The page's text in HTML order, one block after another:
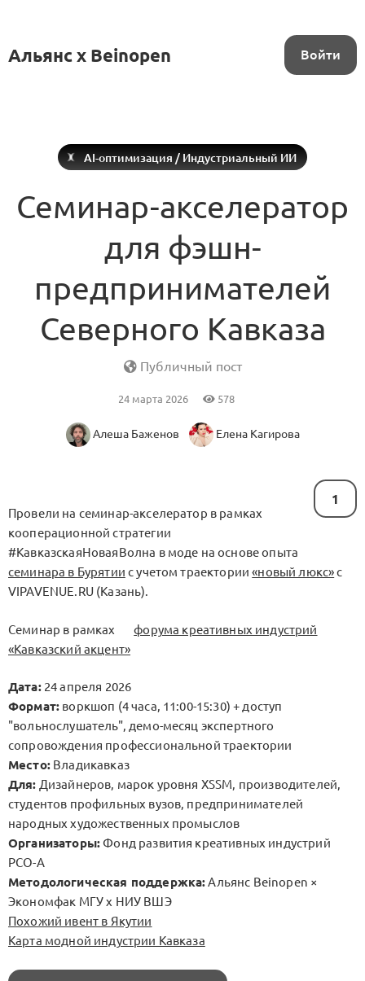
Альянс x Beinopen Войти
AI-оптимизация / Индустриальный ИИ
Семинар-акселератор
для фэшн-
предпринимателей
Северного Кавказа
Публичный пост
24 марта 2026 578
Алеша Баженов Елена Кагирова
1
Провели на семинар-акселератор в рамках
кооперационной стратегии
#КавказскаяНоваяВолна в моде на основе опыта
семинара в Бурятии с учетом траектории«новый люкс»с
VIPAVENUE.RU (Казань).
Семинар в рамках
форума креативных индустрий
«Кавказский акцент»
Дата:24 апреля 2026
Формат: воркшоп (4 часа, 11:00-15:30) + доступ
"вольнослушатель", демо-месяц экспертного
сопровождения профессиональной траектории
Место:Владикавказ
Для: Дизайнеров, марок уровня XSSM, производителей,
студентов профильных вузов, предпринимателей
народных художественных промыслов
Организаторы:Фонд развития креативных индустрий
РСО-А
Методологическая поддержка:Альянс Beinopen ×
Экономфак МГУ х НИУ ВШЭ
Похожий ивент в Якутии
Карта модной индустрии Кавказа